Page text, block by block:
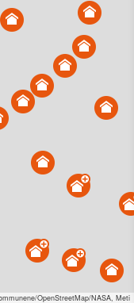
eller flomfare i
mottatte data etter
OpenStreetMap/NASA, Meti